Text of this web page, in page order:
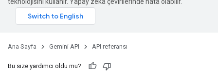
Ana Sayfa Gemini API API referansı
Bu size yardımcı oldu mu?